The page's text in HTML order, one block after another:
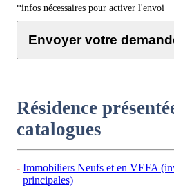
*infos nécessaires pour activer l'envoi
Envoyer votre
Résidence
catalogues
Immobiliers Neufs et en VEFA
principales)